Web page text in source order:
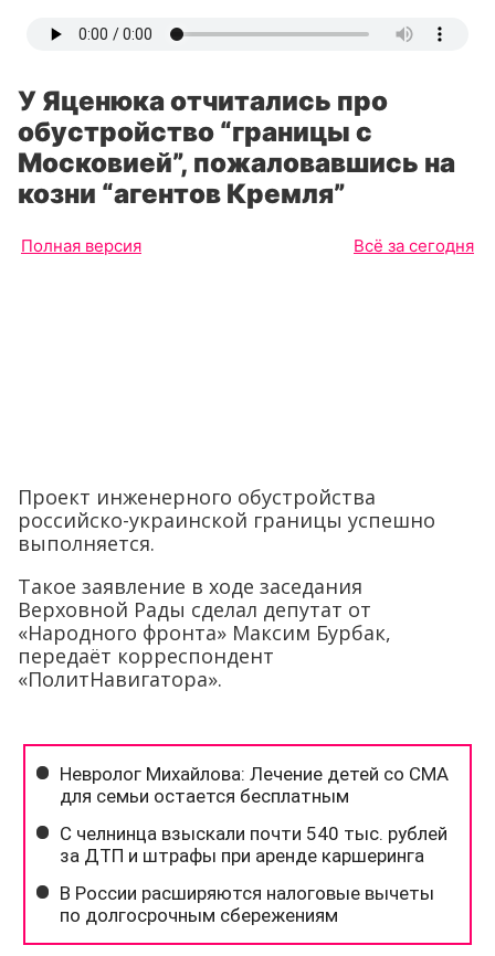
У Яценюка отчитались про
обустройство “границы с
Московией”, пожаловавшись на
козни “агентов Кремля”
Полная версия Всё за сегодня
Проект инженерного обустройства
российско-украинской границы успешно
выполняется.
Такое заявление в ходе заседания
Верховной Рады сделал депутат от
«Народного фронта» Максим Бурбак,
передаёт корреспондент
«ПолитНавигатора».